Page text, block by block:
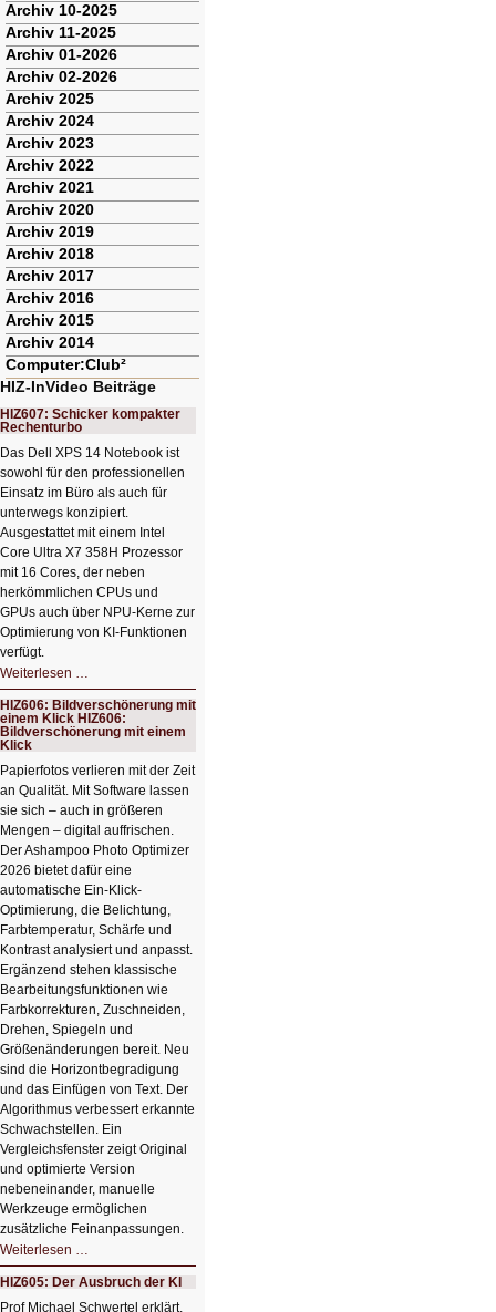
Archiv 10-2025
Archiv 11-2025
Archiv 01-2026
Archiv 02-2026
Archiv 2025
Archiv 2024
Archiv 2023
Archiv 2022
Archiv 2021
Archiv 2020
Archiv 2019
Archiv 2018
Archiv 2017
Archiv 2016
Archiv 2015
Archiv 2014
Computer:Club²
HIZ-InVideo Beiträge
HIZ607: Schicker kompakter
Rechenturbo
Das Dell XPS 14 Notebook ist
sowohl für den professionellen
Einsatz im Büro als auch für
unterwegs konzipiert.
Ausgestattet mit einem Intel
Core Ultra X7 358H Prozessor
mit 16 Cores, der neben
herkömmlichen CPUs und
GPUs auch über NPU-Kerne zur
Optimierung von KI-Funktionen
verfügt.
Weiterlesen …
Schicker
kompakter
Rechenturbo
HIZ606: Bildverschönerung mit
einem Klick HIZ606:
Bildverschönerung mit einem
Klick
Papierfotos verlieren mit der Zeit
an Qualität. Mit Software lassen
sie sich – auch in größeren
Mengen – digital auffrischen.
Der Ashampoo Photo Optimizer
2026 bietet dafür eine
automatische Ein-Klick-
Optimierung, die Belichtung,
Farbtemperatur, Schärfe und
Kontrast analysiert und anpasst.
Ergänzend stehen klassische
Bearbeitungsfunktionen wie
Farbkorrekturen, Zuschneiden,
Drehen, Spiegeln und
Größenänderungen bereit. Neu
sind die Horizontbegradigung
und das Einfügen von Text. Der
Algorithmus verbessert erkannte
Schwachstellen. Ein
Vergleichsfenster zeigt Original
und optimierte Version
nebeneinander, manuelle
Werkzeuge ermöglichen
zusätzliche Feinanpassungen.
Weiterlesen …
Bildverschönerung
mit
einem
Klick
HIZ605: Der Ausbruch der KI
Prof Michael Schwertel erklärt,